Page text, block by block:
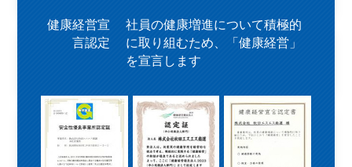
健康経営宣
言認定
社員の健康増進について積極的
に取り組むため、「健康経営」
を宣言します